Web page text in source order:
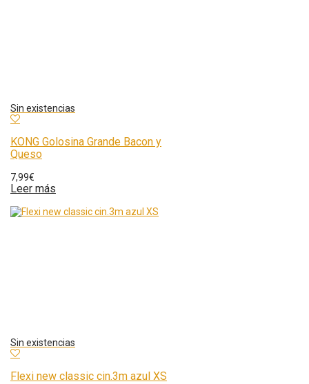
KONG Golosina Grande Bacon y
Queso
7,99€
Leer más
Flexi new classic cin.3m azul XS